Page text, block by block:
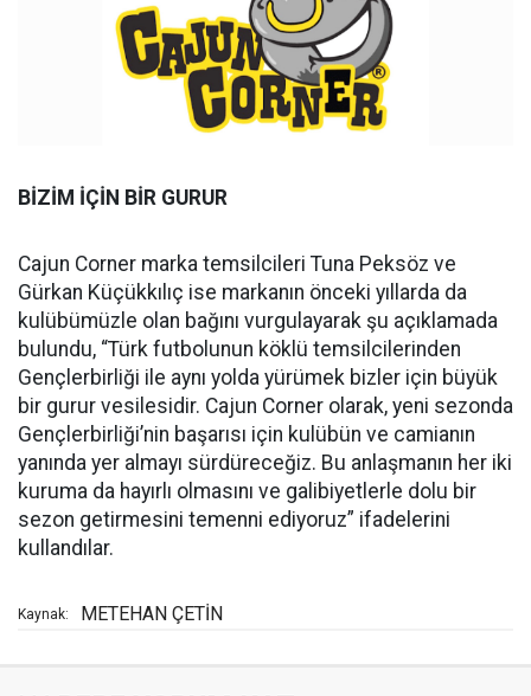
BİZİM İÇİN BİR GURUR
Cajun Corner marka temsilcileri Tuna Peksöz ve
Gürkan Küçükkılıç ise markanın önceki yıllarda da
kulübümüzle olan bağını vurgulayarak şu açıklamada
bulundu, “Türk futbolunun köklü temsilcilerinden
Gençlerbirliği ile aynı yolda yürümek bizler için büyük
bir gurur vesilesidir. Cajun Corner olarak, yeni sezonda
Gençlerbirliği’nin başarısı için kulübün ve camianın
yanında yer almayı sürdüreceğiz. Bu anlaşmanın her iki
kuruma da hayırlı olmasını ve galibiyetlerle dolu bir
sezon getirmesini temenni ediyoruz” ifadelerini
kullandılar.
Kaynak: METEHAN ÇETİN